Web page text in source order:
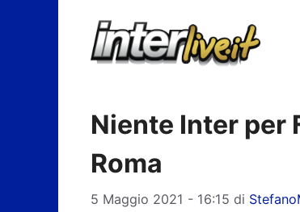
Niente Inter per
Roma
5 Maggio 2021 - 16:15 di